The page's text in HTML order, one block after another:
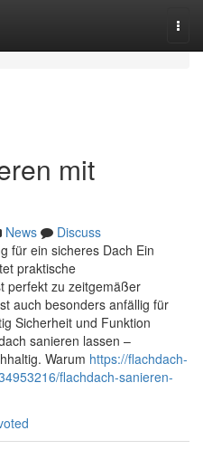
mit
News
Discuss
für ein sicheres Dach Ein
praktische
perfekt zu zeitgemäßer
auch besonders anfällig für
Sicherheit und Funktion
sanieren lassen –
Warum https://flachdach-
flachdach-sanieren-